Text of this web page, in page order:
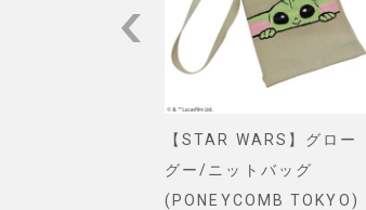
【STAR WARS】グロー
グー/ニットバッグ
(PONEYCOMB TOKYO)